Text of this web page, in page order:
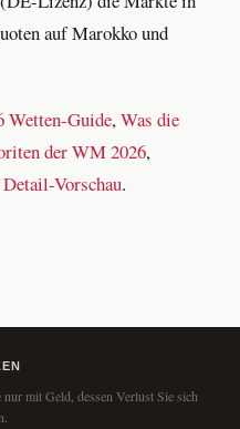
auf Marokko und
Wetten-Guide,Was die
der WM 2026,
Vorschau.
mit Geld, dessen Verlust Sie sich